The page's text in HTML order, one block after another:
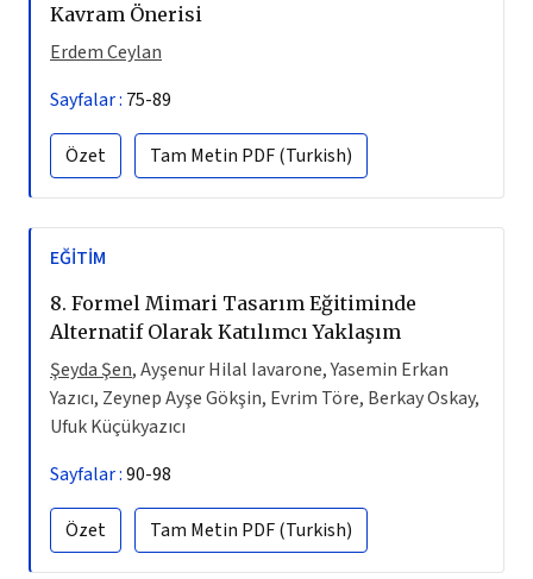
Kavram Önerisi
Erdem Ceylan
Sayfalar : 75-89
Özet Tam Metin PDF (Turkish)
EĞITIM
8. Formel Mimari Tasarım Eğitiminde
Alternatif Olarak Katılımcı Yaklaşım
Şeyda Şen, Ayşenur Hilal Iavarone, Yasemin Erkan
Yazıcı, Zeynep Ayşe Gökşin, Evrim Töre, Berkay Oskay,
Ufuk Küçükyazıcı
Sayfalar :90-98
Özet Tam Metin PDF (Turkish)